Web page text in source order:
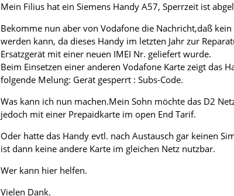
Mein Filius hat ein Siemens Handy A57, Sperrzeit ist
Bekomme nun aber von Vodafone die Nachricht,daß
werden kann, da dieses Handy im letzten Jahr zur
Ersatzgerät mit einer neuen IMEI Nr. geliefert wurde.
Beim Einsetzen einer anderen Vodafone Karte zeigt das
folgende Melung: Gerät gesperrt : Subs-Code.
Was kann ich nun machen.Mein Sohn möchte das D2
jedoch mit einer Prepaidkarte im open End Tarif.
Oder hatte das Handy evtl. nach Austausch gar keinen
ist dann keine andere Karte im gleichen Netz nutzbar.
Wer kann hier helfen.
Vielen Dank.